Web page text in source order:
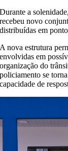
Durante a
recebeu novo
distribuídas em
A nova estrutura
envolvidas em
organização do
policiamento se
capacidade de